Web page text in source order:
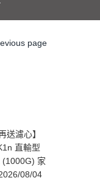
page
送濾心】
直輸型
(1000G) 家
08/04